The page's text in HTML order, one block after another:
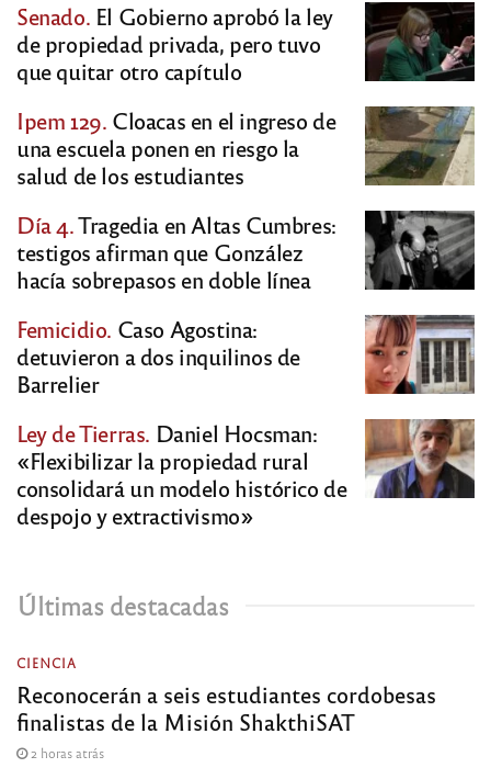
Senado. El Gobierno aprobó la ley
de propiedad privada, pero tuvo
que quitar otro capítulo
Ipem 129. Cloacas en el ingreso de
una escuela ponen en riesgo la
salud de los estudiantes
Día 4.Tragedia en Altas Cumbres:
testigos afirman que González
hacía sobrepasos en doble línea
Femicidio. Caso Agostina:
detuvieron a dos inquilinos de
Barrelier
Ley de Tierras. Daniel Hocsman:
«Flexibilizar la propiedad rural
consolidará un modelo histórico de
despojo y extractivismo»
Últimas destacadas
CIENCIA
Reconocerán a seis estudiantes cordobesas
finalistas de la Misión ShakthiSAT
2 horas atrás